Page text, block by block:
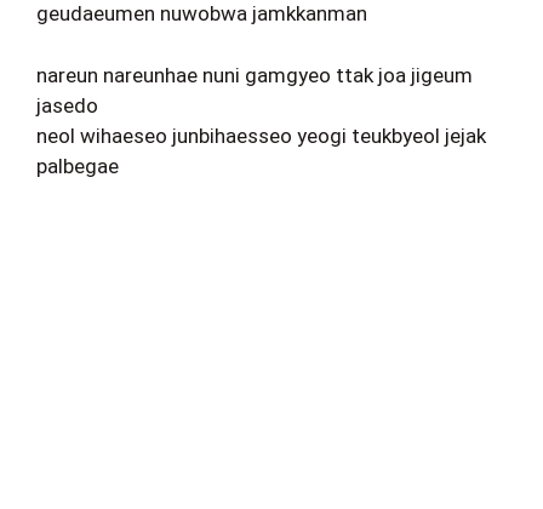
geudaeumen nuwobwa jamkkanman
nareun nareunhae nuni gamgyeo ttak joa jigeum
jasedo
neol wihaeseo junbihaesseo yeogi teukbyeol jejak
palbegae